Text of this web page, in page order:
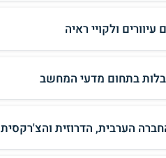
ולקויי ראיה
בתחום מדעי המחשב
הערבית, הדרוזית והצ'רקסית